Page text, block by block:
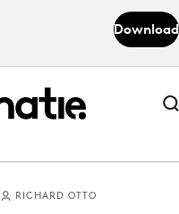
Download
Abonneer nu
Abonneer nu
RICHARD OTTO